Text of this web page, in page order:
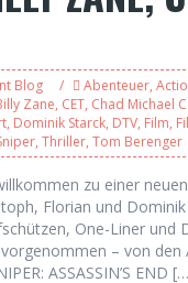
Blog Abenteuer,
Zane, CET, Chad Michael
, Dominik Starck, DTV, Film,
, Thriller, Tom Berenger
zu einer
Florian und
One-Liner
– von den
ASSASSIN’S END